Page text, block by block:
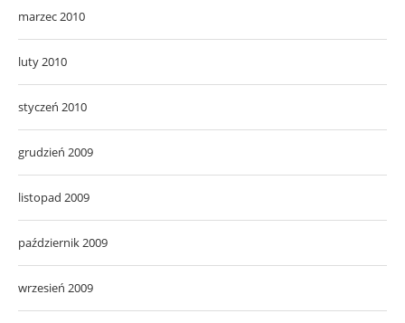
marzec 2010
luty 2010
styczeń 2010
grudzień 2009
listopad 2009
październik 2009
wrzesień 2009